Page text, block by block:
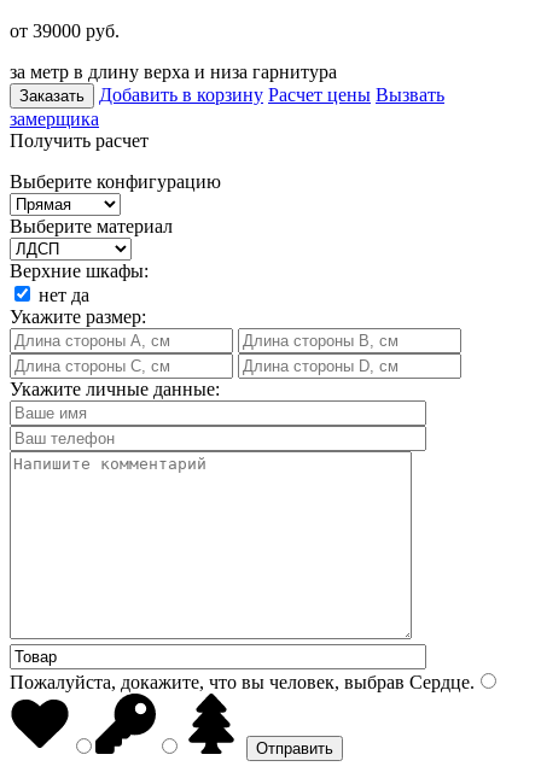
от 39000 руб.
за метр в длину верха и низа гарнитура
Заказать Добавить в корзину Расчет цены Вызвать
замерщика
Получить расчет
Выберите конфигурацию
Выберите материал
Верхние шкафы:
нет да
Укажите размер:
Укажите личные данные:
Пожалуйста, докажите, что вы человек, выбрав Сердце.